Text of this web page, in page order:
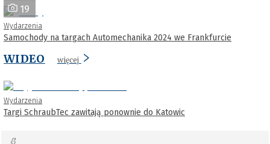
19
Wydarzenia
Samochody na targach Automechanika 2024 we Frankfurcie
WIDEO więcej
Wydarzenia
Targi SchraubTec zawitają ponownie do Katowic